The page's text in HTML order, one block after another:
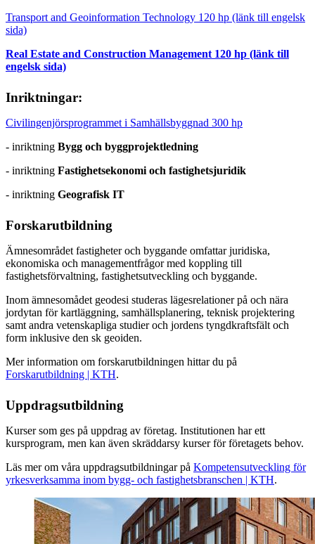
Transport and Geoinformation Technology 120 hp (länk till engelsk
sida)
Real Estate and Construction Management 120 hp (länk till
engelsk sida)
Inriktningar:
Civilingenjörsprogrammet i Samhällsbyggnad 300 hp
- inriktning Bygg och byggprojektledning
- inriktning Fastighetsekonomi och fastighetsjuridik
- inriktning Geografisk IT
Forskarutbildning
Ämnesområdet fastigheter och byggande omfattar juridiska,
ekonomiska och managementfrågor med koppling till
fastighetsförvaltning, fastighetsutveckling och byggande.
Inom ämnesomådet geodesi studeras lägesrelationer på och nära
jordytan för kartläggning, samhällsplanering, teknisk projektering
samt andra vetenskapliga studier och jordens tyngdkraftsfält och
form inklusive den sk geoiden.
Mer information om forskarutbildningen hittar du på
Forskarutbildning | KTH.
Uppdragsutbildning
Kurser som ges på uppdrag av företag. Institutionen har ett
kursprogram, men kan även skräddarsy kurser för företagets behov.
Läs mer om våra uppdragsutbildningar på Kompetensutveckling för
yrkesverksamma inom bygg- och fastighetsbranschen | KTH.